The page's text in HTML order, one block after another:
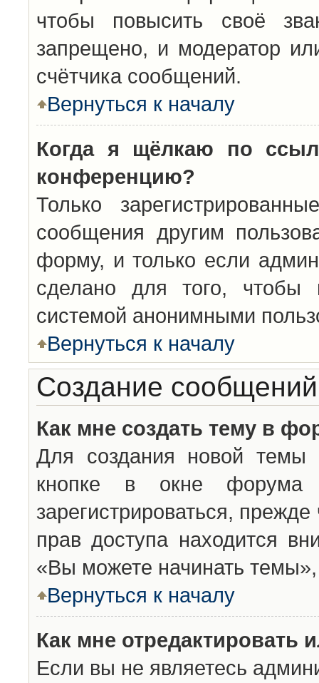
чтобы повысить своё
запрещено, и модератор
счётчика сообщений.
Вернуться к началу
Когда я щёлкаю по
конференцию?
Только
сообщения другим
форму, и только если
сделано для того, чтобы
системой анонимными
Вернуться к началу
Создание сообщений
Как мне создать тему в
Для создания новой темы
кнопке в окне
зарегистрироваться,
прав доступа находится
«Вы можете начинать
Вернуться к началу
Как мне отредактировать
Если вы не являетесь